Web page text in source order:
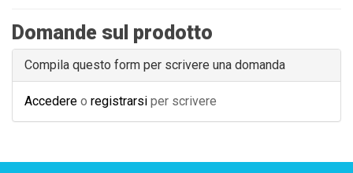
Domande sul prodotto
Compila questo form per scrivere una domanda
Accedere o registrarsi per scrivere